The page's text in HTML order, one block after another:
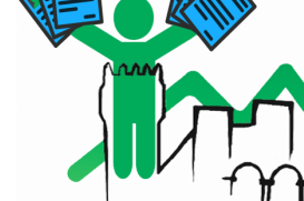
2023-
2024
TÉCNICOS
ESPECIALIZADOS
ORDENADA